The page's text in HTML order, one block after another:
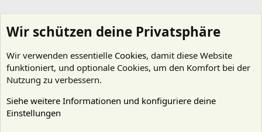
Wir schützen deine Privatsphäre
Wir verwenden essentielle Cookies, damit diese Website
funktioniert, und optionale Cookies, um den Komfort bei der
Nutzung zu verbessern.
Siehe weitere Informationen und konfiguriere deine
Einstellungen